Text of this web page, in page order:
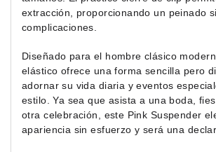
extracción, proporcionando un peinado
complicaciones.
Diseñado para el hombre clásico
elástico ofrece una forma sencilla pero
adornar su vida diaria y eventos
estilo. Ya sea que asista a una boda,
otra celebración, este Pink Suspender
apariencia sin esfuerzo y será una